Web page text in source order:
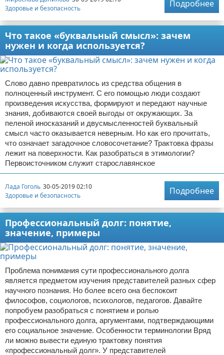
Здоровье и безопасность
Подробнее
Что такое «буквальный смысл»: зачем
нужен и когда используется?
Слово давно превратилось из средства общения в
полноценный инструмент. С его помощью люди создают
произведения искусства, формируют и передают научные
знания, добиваются своей выгоды от окружающих. За
пеленой иносказаний и двусмысленностей буквальный
смысл часто оказывается неверным. Но как его прочитать,
что означает загадочное словосочетание? Трактовка фразы
лежит на поверхности. Как разобраться в этимологии?
Первоисточником служит старославянское
Лада Гоголь 30-05-2019 02:10
Здоровье и безопасность
Подробнее
Профессиональный долг: понятие,
значение, примеры
Проблема понимания сути профессионального долга
является предметом изучения представителей разных сфер
научного познания. Но более всего она беспокоит
философов, социологов, психологов, педагогов. Давайте
попробуем разобраться с понятием и ролью
профессионального долга, аргументами, подтверждающими
его социальное значение. Особенности терминологии Вряд
ли можно вывести единую трактовку понятия
«профессиональный долг». У представителей